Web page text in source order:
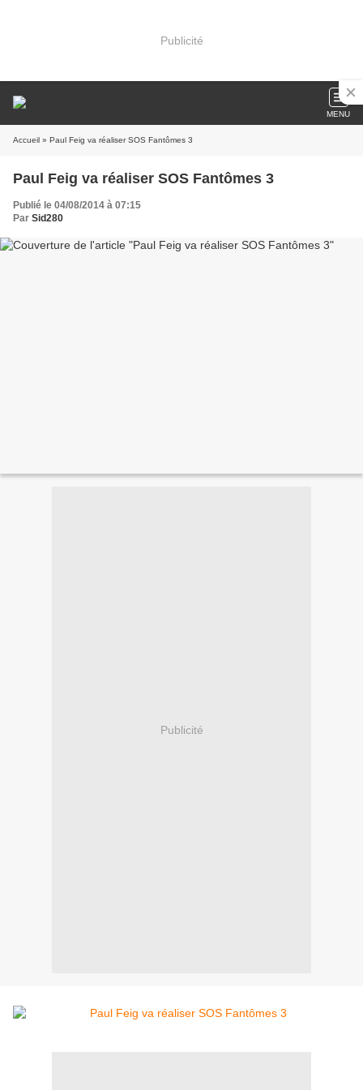
Publicité
MENU
Accueil » Paul Feig va réaliser SOS Fantômes 3
Paul Feig va réaliser SOS Fantômes 3
Publié le 04/08/2014 à 07:15
Par Sid280
Publicité